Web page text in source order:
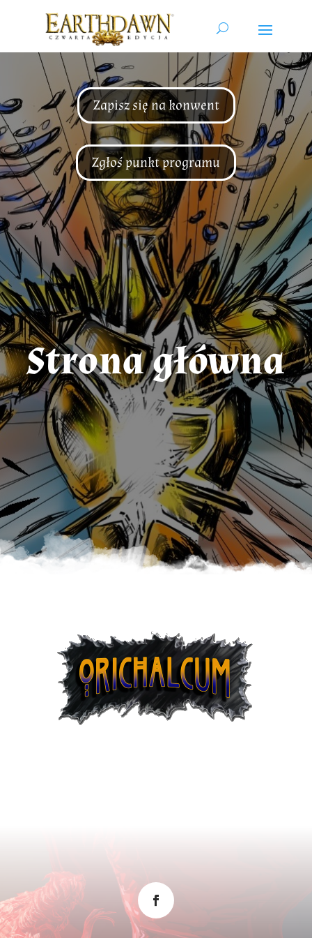
Zapisz się na konwent
Zgłoś punkt programu
Strona główna